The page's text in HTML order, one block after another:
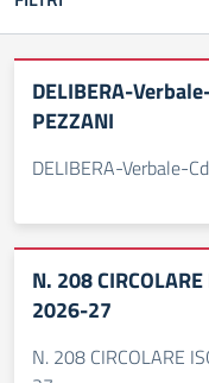
DELIBERA-
PEZZANI
DELIBERA-Verbale-
N. 208
2026-27
N. 208 CIRCOLARE